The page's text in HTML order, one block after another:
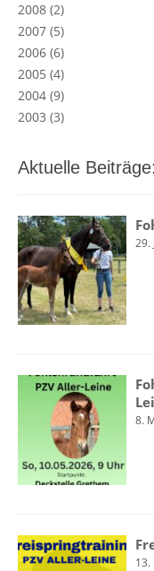
2008 (2)
2007 (5)
2006 (6)
2005 (4)
2004 (9)
2003 (3)
Aktuelle Beiträge:
29.
8.
13.